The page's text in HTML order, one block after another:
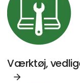
Værktøj,